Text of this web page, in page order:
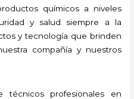
químicos a niveles
y salud siempre a la
y tecnología que brinden
compañía y nuestros
profesionales en